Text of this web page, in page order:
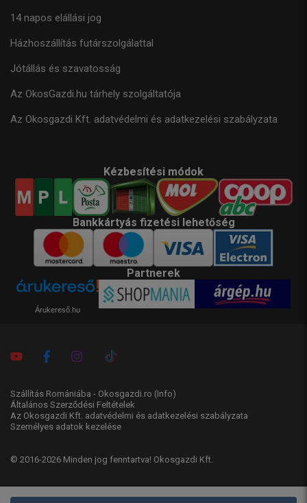
14 napos elállási jog
Házhoszállítás futárszolgálattal
Jótállás és szavatosság
Az OkosGazdi.hu tárhely szolgáltatója
Az Okosgazdi Kft. adatvédelmi és adatkezelési szabályzata
Kézbesítési módok
Bankkártyás fizetési lehetőség
Partnerek
Árukereső.hu
Szállítás Romániába - Okosgazdi.ro (Info)
Általános Szerződési Feltételek
Az Okosgazdi Kft. adatvédelmi és adatkezelési szabályzata
Személyes adatok kezelése
© 2016-2026 Minden jog fenntartva! Okosgazdi Kft.